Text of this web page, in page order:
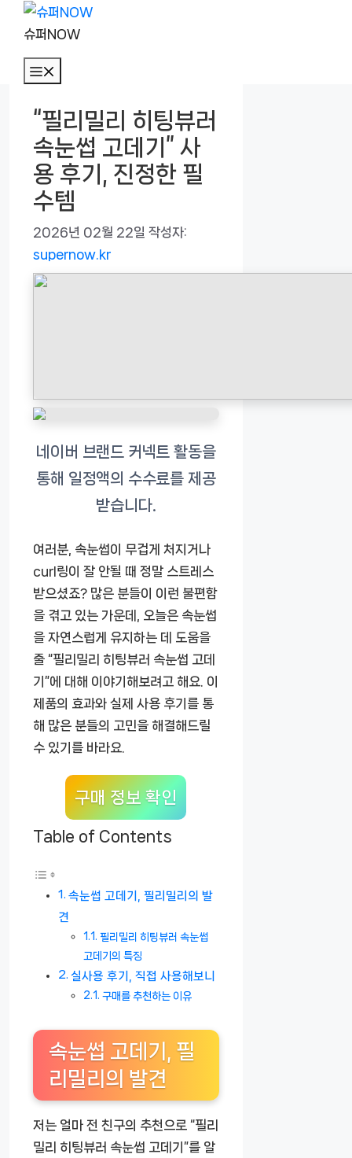
슈퍼NOW
“필리밀리 히팅뷰러
속눈썹 고데기” 사
용 후기, 진정한 필
수템
2026년 02월 22일 작성자:
supernow.kr
여러분, 속눈썹이 무겁게 처지거나
curl링이 잘 안될 때 정말 스트레스
받으셨죠? 많은 분들이 이런 불편함
을 겪고 있는 가운데, 오늘은 속눈썹
을 자연스럽게 유지하는 데 도움을
줄 “필리밀리 히팅뷰러 속눈썹 고데
기”에 대해 이야기해보려고 해요. 이
제품의 효과와 실제 사용 후기를 통
해 많은 분들의 고민을 해결해드릴
수 있기를 바라요.
구매 정보 확인
Table of Contents
속눈썹 고데기, 필리밀리의 발
견
필리밀리 히팅뷰러 속눈썹
고데기의 특징
실사용 후기, 직접 사용해보니
구매를 추천하는 이유
속눈썹 고데기, 필
리밀리의 발견
저는 얼마 전 친구의 추천으로 “필리
밀리 히팅뷰러 속눈썹 고데기”를 알